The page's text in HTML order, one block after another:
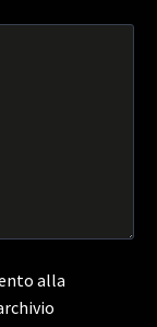
alla